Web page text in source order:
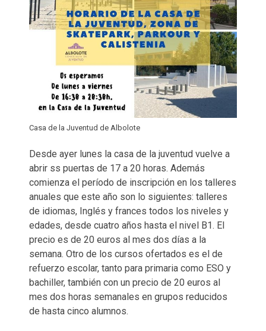
Casa de la Juventud de Albolote
Desde ayer lunes la casa de la juventud vuelve a
abrir ss puertas de 17 a 20 horas. Además
comienza el período de inscripción en los talleres
anuales que este año son lo siguientes: talleres
de idiomas, Inglés y frances todos los niveles y
edades, desde cuatro años hasta el nivel B1. El
precio es de 20 euros al mes dos días a la
semana. Otro de los cursos ofertados es el de
refuerzo escolar, tanto para primaria como ESO y
bachiller, también con un precio de 20 euros al
mes dos horas semanales en grupos reducidos
de hasta cinco alumnos.